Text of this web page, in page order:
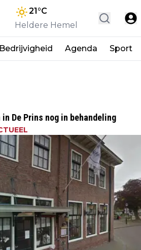
21°C
Heldere Hemel
Bedrijvigheid Agenda Sport
De Prins nog in behandeling